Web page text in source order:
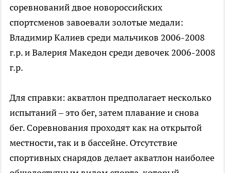
соревнований двое новороссийских
спортсменов завоевали золотые медали:
Владимир Калиев среди мальчиков 2006-2008
г.р. и Валерия Македон среди девочек 2006-2008
г.р.
Для справки: акватлон предполагает несколько
испытаний – это бег, затем плавание и снова
бег. Соревнования проходят как на открытой
местности, так и в бассейне. Отсутствие
спортивных снарядов делает акватлон наиболее